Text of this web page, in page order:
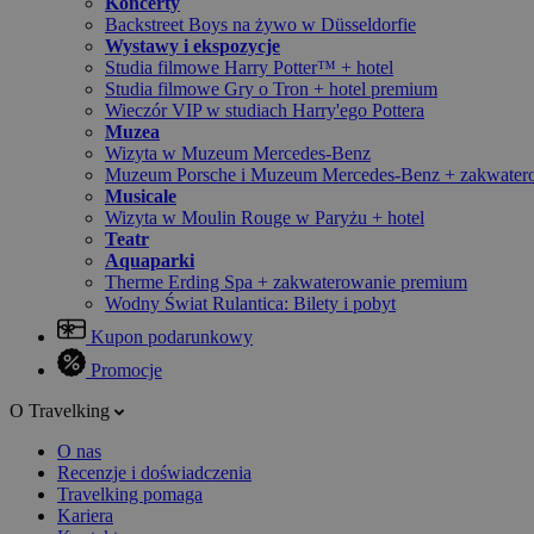
Backstreet Boys na żywo w Düsseldorfie
Wystawy i ekspozycje
Studia filmowe Harry Potter™ + hotel
Studia filmowe Gry o Tron + hotel premium
Wieczór VIP w studiach Harry'ego Pottera
Muzea
Wizyta w Muzeum Mercedes-Benz
Muzeum Porsche i Muzeum Mercedes-Benz +
Musicale
Wizyta w Moulin Rouge w Paryżu + hotel
Teatr
Aquaparki
Therme Erding Spa + zakwaterowanie premium
Wodny Świat Rulantica: Bilety i pobyt
Kupon podarunkowy
Promocje
O Travelking
O nas
Recenzje i doświadczenia
Travelking pomaga
Kariera